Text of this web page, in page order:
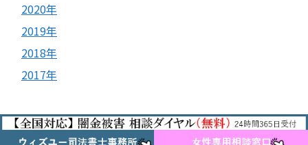
2020年
2019年
2018年
2017年